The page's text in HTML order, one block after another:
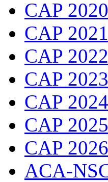
CAP 2020
CAP 2021
CAP 2022
CAP
CAP 2024
CAP 2025
CAP 2026
ACA-